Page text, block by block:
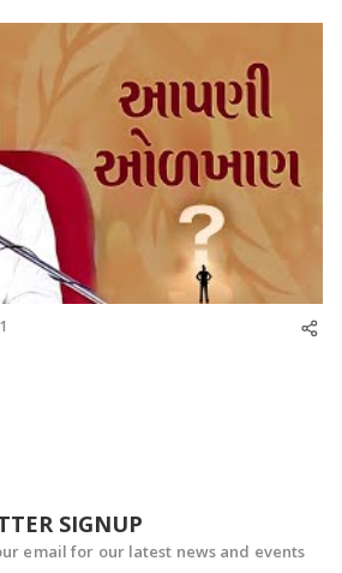
SIGNUP
email for our latest news and events